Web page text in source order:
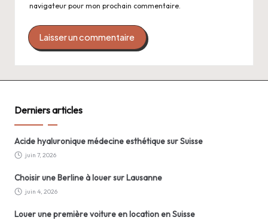
navigateur pour mon prochain commentaire.
Derniers articles
Acide hyaluronique médecine esthétique sur Suisse
juin 7, 2026
Choisir une Berline à louer sur Lausanne
juin 4, 2026
Louer une première voiture en location en Suisse